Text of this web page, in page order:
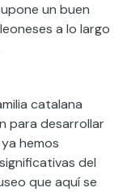
un buen
a lo largo
catalana
para desarrollar
hemos
del
que aquí se